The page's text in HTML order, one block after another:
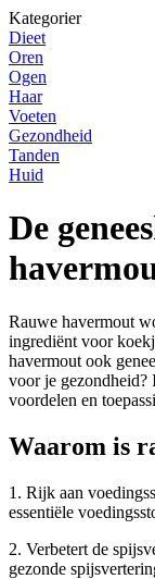
Kategorier
Dieet
Oren
Ogen
Haar
Voeten
Gezondheid
Tanden
Huid
De
Rauwe havermout
ingrediënt voor
havermout ook
voor je gezondheid?
voordelen en
Waarom is
1. Rijk aan
essentiële
2. Verbetert de
gezonde